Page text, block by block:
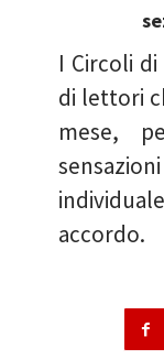
I Circoli
di lettori
mese,
accordo.